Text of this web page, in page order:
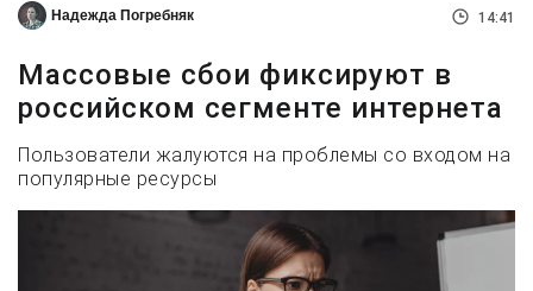
Надежда Погребняк 14:41
Массовые сбои фиксируют в
российском сегменте интернета
Пользователи жалуются на проблемы со входом на
популярные ресурсы